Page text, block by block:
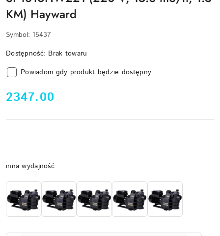
KM) Hayward
Symbol: 15437
Dostępność: Brak towaru
Powiadom gdy produkt będzie dostępny
cena:
2347.00
Wariant
inna wydajność